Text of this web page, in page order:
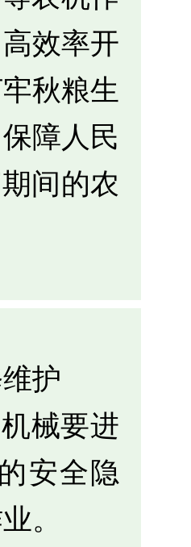
效率开
秋粮生
障人民
间的农
护
械要进
安全隐
。